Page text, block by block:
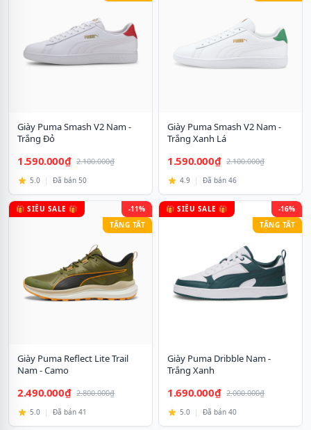
Giày Puma Smash V2 Nam -
Trắng Đỏ
1.590.000₫ 2.100.000₫
5.0 | Đã bán 50
Giày Puma Smash V2 Nam -
Trắng Xanh Lá
1.590.000₫ 2.100.000₫
4.9 | Đã bán 46
🎁 SIÊU SALE 🎁
-11%
TẶNG TẤT
Giày Puma Reflect Lite Trail
Nam - Camo
2.490.000₫ 2.800.000₫
5.0 | Đã bán 41
🎁 SIÊU SALE 🎁
-16%
TẶNG TẤT
Giày Puma Dribble Nam -
Trắng Xanh
1.690.000₫ 2.000.000₫
5.0 | Đã bán 40